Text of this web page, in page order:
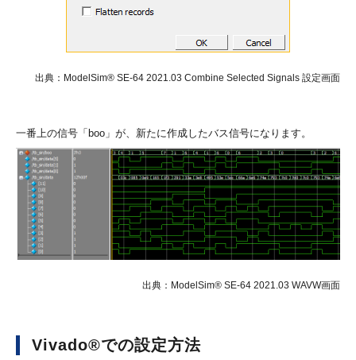
出典：ModelSim® SE-64 2021.03 Combine Selected Signals 設定画面
一番上の信号「boo」が、新たに作成したバス信号になります。
出典：ModelSim® SE-64 2021.03 WAVW画面
Vivado®での設定方法